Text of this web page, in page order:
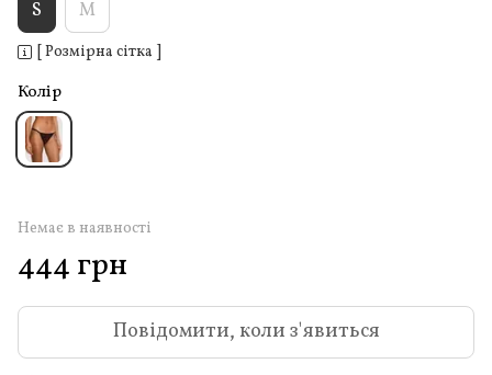
S M
[ Розмірна сітка ]
Колір
Немає в наявності
444 грн
Повідомити, коли з'явиться